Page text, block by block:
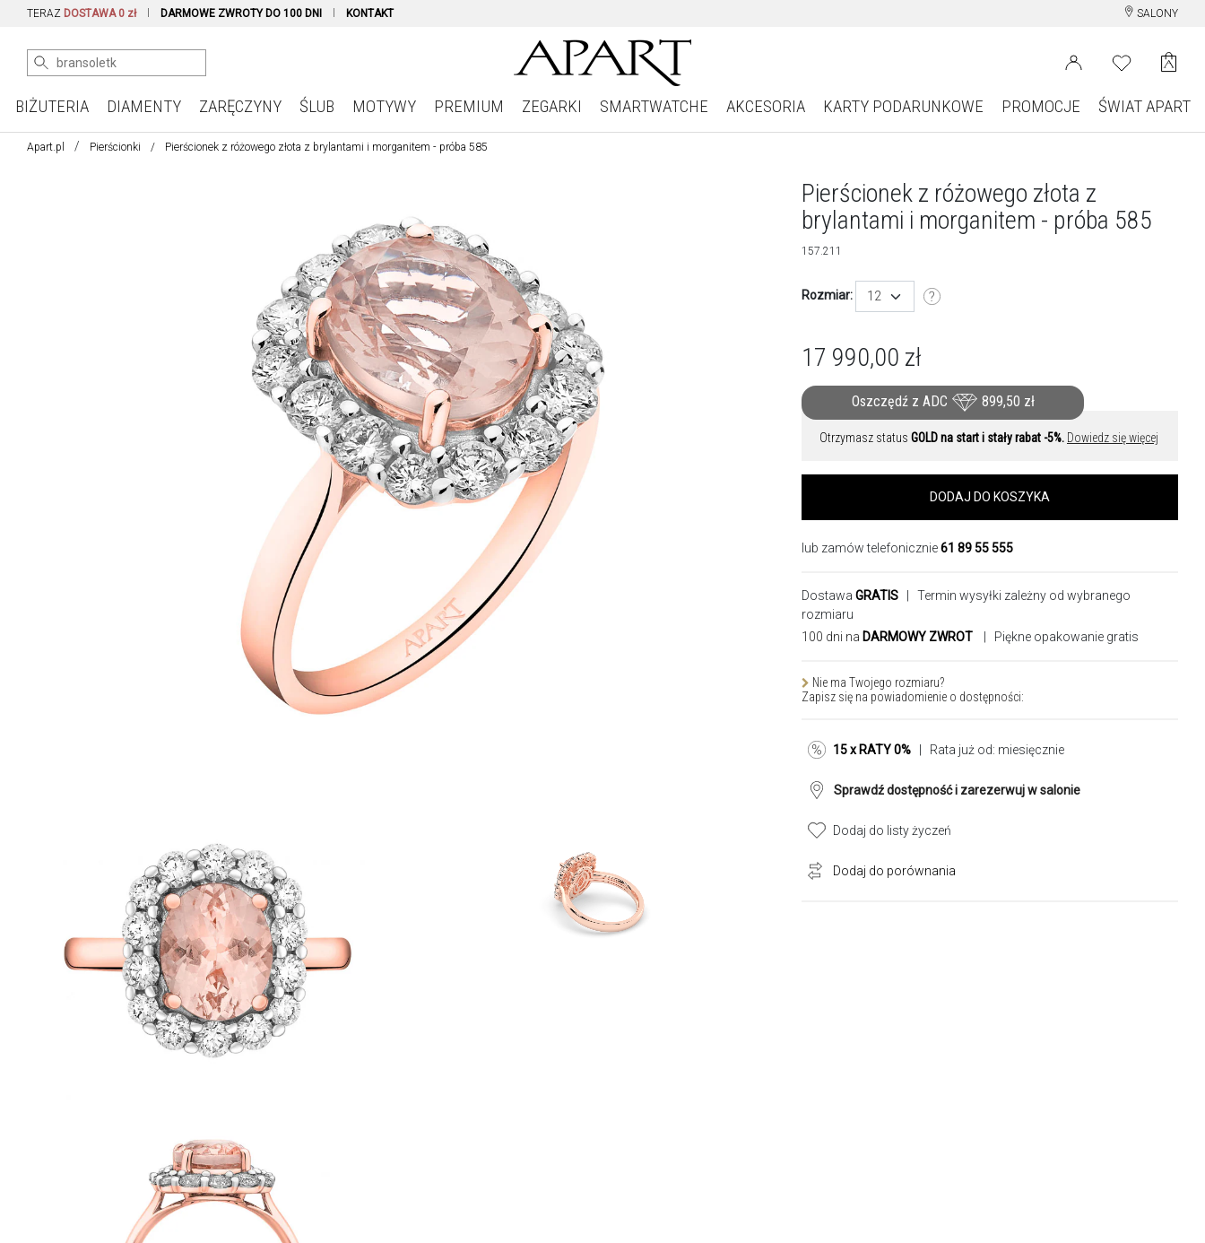
TERAZ DOSTAWA 0 zł DARMOWE ZWROTY DO 100 DNI KONTAKT SALONY
BIŻUTERIA DIAMENTY ZARĘCZYNY ŚLUB MOTYWY PREMIUM ZEGARKI SMARTWATCHE AKCESORIA KARTY PODARUNKOWE PROMOCJE ŚWIAT APART
Apart.pl Pierścionki Pierścionek z różowego złota z brylantami i morganitem - próba 585
Pierścionek z różowego złota z
brylantami i morganitem - próba 585
157.211
Rozmiar: 12
17 990,00 zł
Oszczędź z ADC 899,50 zł
Otrzymasz status GOLD na start i stały rabat -5%. Dowiedz się więcej
DODAJ DO KOSZYKA
lub zamów telefonicznie61 89 55 555
Dostawa GRATIS | Termin wysyłki zależny od wybranego
rozmiaru
100 dni na DARMOWY ZWROT | Piękne opakowanie gratis
Nie ma Twojego rozmiaru?
Zapisz się na powiadomienie o dostępności:
15 x RATY 0% | Rata już od: miesięcznie
Sprawdź dostępność i zarezerwuj w salonie
Dodaj do listy życzeń
Dodaj do porównania